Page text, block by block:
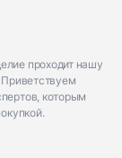
проходит нашу
которым